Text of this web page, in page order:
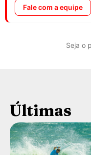
Fale com a equipe
Seja o
Últimas